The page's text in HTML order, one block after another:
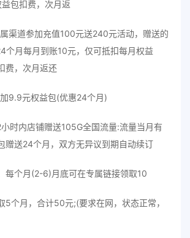
包扣费，次月返
渠道参加充值100元送240元活动，赠送的
个月每月到账10元，仅可抵扣每月权益
费，次月返还
9.9元权益包(优惠24个月)
时内店铺赠送105G全国流量:流量当月有
赠送24个月，双方无异议到期自动续订
每个月(2-6)月底可在专属链接领取10
5个月，合计50元;(要求在网，状态正常，